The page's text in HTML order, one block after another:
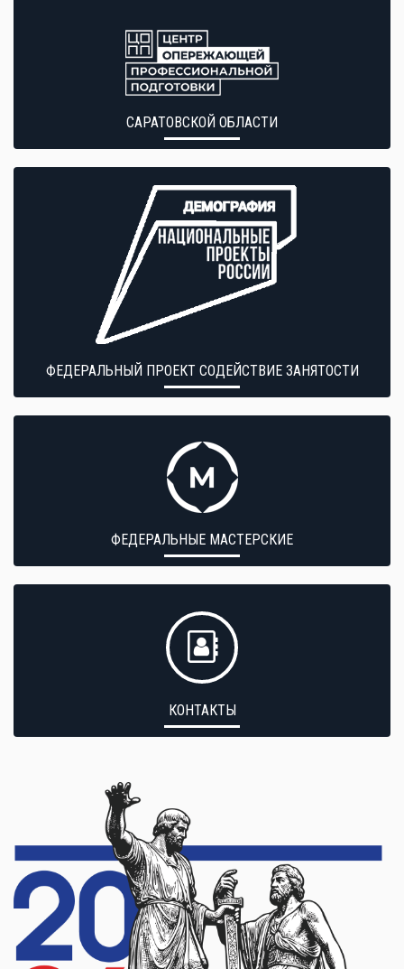
САРАТОВСКОЙ ОБЛАСТИ
ФЕДЕРАЛЬНЫЙ ПРОЕКТ СОДЕЙСТВИЕ ЗАНЯТОСТИ
ФЕДЕРАЛЬНЫЕ МАСТЕРСКИЕ
КОНТАКТЫ